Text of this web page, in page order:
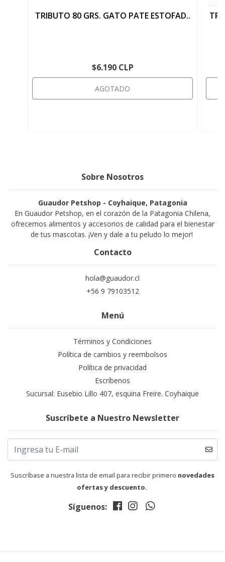
TRIBUTO 80 GRS. GATO PATE ESTOFAD..
$6.190 CLP
AGOTADO
Sobre Nosotros
Guaudor Petshop - Coyhaique, Patagonia
En Guaudor Petshop, en el corazón de la Patagonia Chilena,
ofrecemos alimentos y accesorios de calidad para el bienestar
de tus mascotas. ¡Ven y dale a tu peludo lo mejor!
Contacto
hola@guaudor.cl
+56 9 79103512
Menú
Términos y Condiciones
Política de cambios y reembolsos
Política de privacidad
Escríbenos
Sucursal: Eusebio Lillo 407, esquina Freire. Coyhaique
Suscríbete a Nuestro Newsletter
Suscríbase a nuestra lista de email para recibir primero novedades
ofertas y descuento.
Síguenos: